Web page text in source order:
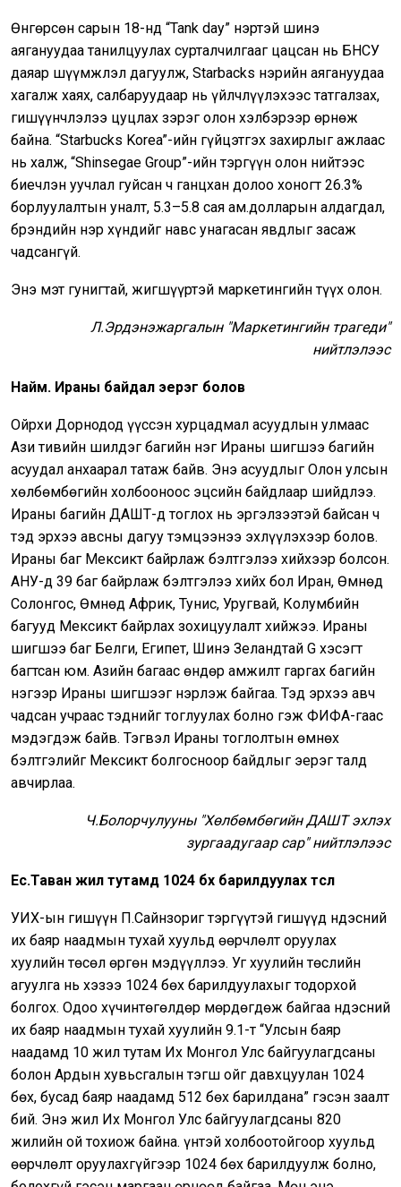
Өнгөрсөн сарын 18-нд “Tank day” нэртэй шинэ
аягануудаа танилцуулах сурталчилгааг цацсан нь БНСУ
даяар шүүмжлэл дагуулж, Starbacks нэрийн аягануудаа
хагалж хаях, салбаруудаар нь үйлчлүүлэхээс татгалзах,
гишүүнчлэлээ цуцлах зэрэг олон хэлбэрээр өрнөж
байна. “Starbucks Korea”-ийн гүйцэтгэх захирлыг ажлаас
нь халж, “Shinsegae Group”-ийн тэргүүн олон нийтээс
биечлэн уучлал гуйсан ч ганцхан долоо хоногт 26.3%
борлуулалтын уналт, 5.3–5.8 сая ам.долларын алдагдал,
брэндийн нэр хүндийг навс унагасан явдлыг засаж
чадсангүй.
Энэ мэт гунигтай, жигшүүртэй маркетингийн түүх олон.
Л.Эрдэнэжаргалын "Маркетингийн трагеди"
нийтлэлээс
Найм. Ираны байдал эерэг болов
Ойрхи Дорнодод үүссэн хурцадмал асуудлын улмаас
Ази тивийн шилдэг багийн нэг Ираны шигшээ багийн
асуудал анхаарал татаж байв. Энэ асуудлыг Олон улсын
хөлбөмбөгийн холбооноос эцсийн байдлаар шийдлээ.
Ираны багийн ДАШТ-д тоглох нь эргэлзээтэй байсан ч
тэд эрхээ авсны дагуу тэмцээнээ эхлүүлэхээр болов.
Ираны баг Мексикт байрлаж бэлтгэлээ хийхээр болсон.
АНУ-д 39 баг байрлаж бэлтгэлээ хийх бол Иран, Өмнөд
Солонгос, Өмнөд Африк, Тунис, Уругвай, Колумбийн
багууд Мексикт байрлах зохицуулалт хийжээ. Ираны
шигшээ баг Белги, Египет, Шинэ Зеландтай G хэсэгт
багтсан юм. Азийн багаас өндөр амжилт гаргах багийн
нэгээр Ираны шигшээг нэрлэж байгаа. Тэд эрхээ авч
чадсан учраас тэднийг тоглуулах болно гэж ФИФА-гаас
мэдэгдэж байв. Тэгвэл Ираны тоглолтын өмнөх
бэлтгэлийг Мексикт болгосноор байдлыг эерэг талд
авчирлаа.
Ч.Болорчулууны "Хөлбөмбөгийн ДАШТ эхлэх
зургаадугаар сар" нийтлэлээс
Ес.Таван жил тутамд 1024 бөх барилдуулах төсөл
УИХ-ын гишүүн П.Сайнзориг тэргүүтэй гишүүд Үндэсний
их баяр наадмын тухай хуульд өөрчлөлт оруулах
хуулийн төсөл өргөн мэдүүллээ. Уг хуулийн төслийн
агуулга нь хэзээ 1024 бөх барилдуулахыг тодорхой
болгох. Одоо хүчинтөгөлдөр мөрдөгдөж байгаа Үндэсний
их баяр наадмын тухай хуулийн 9.1-т “Улсын баяр
наадамд 10 жил тутам Их Монгол Улс байгуулагдсаны
болон Ардын хувьсгалын тэгш ойг давхцуулан 1024
бөх, бусад баяр наадамд 512 бөх барилдана” гэсэн заалт
бий. Энэ жил Их Монгол Улс байгуулагдсаны 820
жилийн ой тохиож байна. Үүнтэй холбоотойгоор хуульд
өөрчлөлт оруулахгүйгээр 1024 бөх барилдуулж болно,